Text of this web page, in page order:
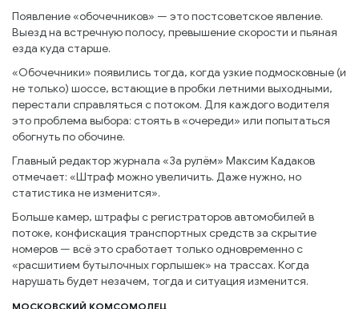
Появление «обочечников» — это постсоветское явление.
Выезд на встречную полосу, превышение скорости и пьяная
езда куда старше.
«Обочечники» появились тогда, когда узкие подмосковные (и
не только) шоссе, встающие в пробки летними выходными,
перестали справляться с потоком. Для каждого водителя
это проблема выбора: стоять в «очереди» или попытаться
обогнуть по обочине.
Главный редактор журнала «За рулём» Максим Кадаков
отмечает: «Штраф можно увеличить. Даже нужно, но
статистика не изменится».
Больше камер, штрафы с регистраторов автомобилей в
потоке, конфискация транспортных средств за скрытие
номеров — всё это сработает только одновременно с
«расшитием бутылочных горлышек» на трассах. Когда
нарушать будет незачем, тогда и ситуация изменится.
МОСКОВСКИЙ КОМСОМОЛЕЦ